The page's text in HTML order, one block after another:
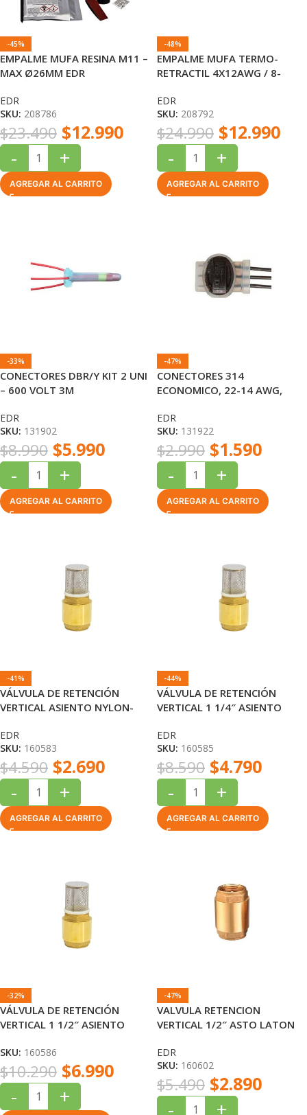
-45%
EMPALME MUFA RESINA M11 –
MAX Ø26MM EDR
EDR
SKU: 208786
$23.490 $12.990
- +
AGREGAR AL CARRITO
-48%
EMPALME MUFA TERMO-
RETRACTIL 4X12AWG / 8-
EDR
SKU: 208792
$24.990 $12.990
- +
AGREGAR AL CARRITO
-33%
CONECTORES DBR/Y KIT 2 UNI
– 600 VOLT 3M
EDR
SKU: 131902
$8.990 $5.990
- +
AGREGAR AL CARRITO
-47%
CONECTORES 314
ECONOMICO, 22-14 AWG,
EDR
SKU: 131922
$2.990 $1.590
- +
AGREGAR AL CARRITO
-41%
VÁLVULA DE RETENCIÓN
VERTICAL ASIENTO NYLON-
INOXIDABLE 3/4″
EDR
SKU: 160583
$4.590 $2.690
- +
AGREGAR AL CARRITO
-44%
VÁLVULA DE RETENCIÓN
VERTICAL 1 1/4″ ASIENTO
EDR
SKU: 160585
$8.590 $4.790
- +
AGREGAR AL CARRITO
-32%
VÁLVULA DE RETENCIÓN
VERTICAL 1 1/2″ ASIENTO
SKU: 160586
$10.290 $6.990
- +
-47%
VALVULA RETENCION
VERTICAL 1/2″ ASTO LATON
EDR
SKU: 160602
$5.490 $2.890
- +